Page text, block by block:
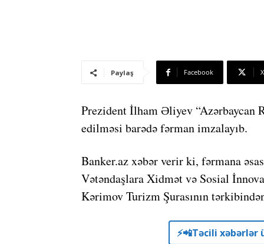
Paylaş Facebook X
Prezident İlham Əliyev “Azərbaycan
edilməsi barədə fərman imzalayıb.
Banker.az xəbər verir ki, fərmana
Vətəndaşlara Xidmət və Sosial
Kərimov Turizm Şurasının
⚡️📲Təcili